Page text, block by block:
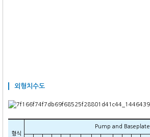
외형치수도
형식
Pump and Baseplate